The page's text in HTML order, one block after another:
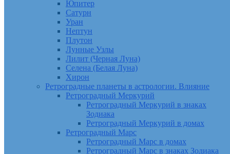
Юпитер
Сатурн
Уран
Нептун
Плутон
Лунные Узлы
Лилит (Черная Луна)
Селена (Белая Луна)
Хирон
Ретроградные планеты в астрологии. Влияние
Ретроградный Меркурий
Ретроградный Меркурий в знаках
Зодиака
Ретроградный Меркурий в домах
Ретроградный Марс
Ретроградный Марс в домах
Ретроградный Марс в знаках Зодиака